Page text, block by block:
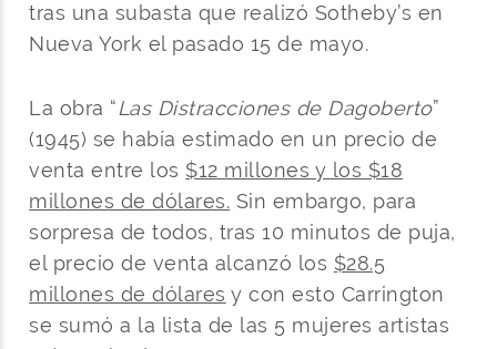
tras una subasta que realizó Sotheby’s en
Nueva York el pasado 15 de mayo.
La obra “Las Distracciones de Dagoberto”
(1945) se había estimado en un precio de
venta entre los $12 millones y los $18
millones de dólares. Sin embargo, para
sorpresa de todos, tras 10 minutos de puja,
el precio de venta alcanzó los $28.5
millones de dólares y con esto Carrington
se sumó a la lista de las 5 mujeres artistas